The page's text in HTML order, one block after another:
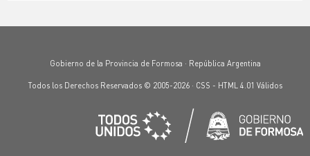
Gobierno de la Provincia de Formosa · República Argentina
Todos los Derechos Reservados © 2005-2026 · CSS - HTML 4.01 Válidos